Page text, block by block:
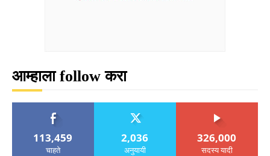
आम्हाला follow करा
113,459
चाहते
2,036
अनुयायी
326,000
सदस्य यादी